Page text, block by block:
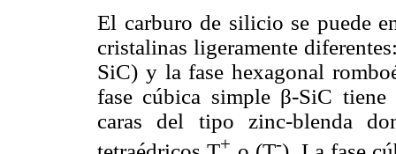
El carburo de silicio se puede
cristalinas ligeramente
SiC) y la fase hexagonal
fase cúbica simple β-SiC tiene
caras del tipo zinc-blenda
+ -